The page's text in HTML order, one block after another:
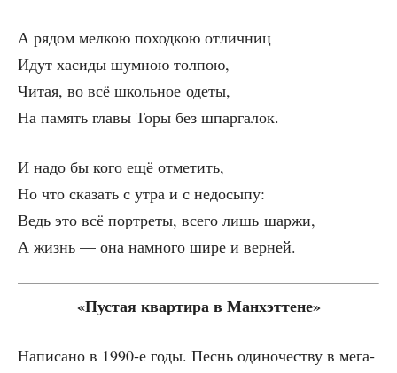
А рядом мел­кою поход­кою отличниц
Идут хаси­ды шум­ною толпою,
Читая, во всё школь­ное одеты,
На память гла­вы Торы без шпаргалок.
И надо бы кого ещё отметить,
Но что ска­зать с утра и с недосыпу:
Ведь это всё порт­ре­ты, все­го лишь шаржи,
А жизнь — она намно­го шире и верней.
«Пустая квар­ти­ра в Манхэттене»
Напи­са­но в 1990‑е годы. Песнь оди­но­че­ству в мега­